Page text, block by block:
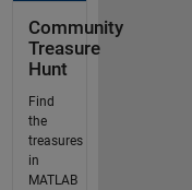
Community
Treasure
Hunt
Find
the
treasures
in
MATLAB